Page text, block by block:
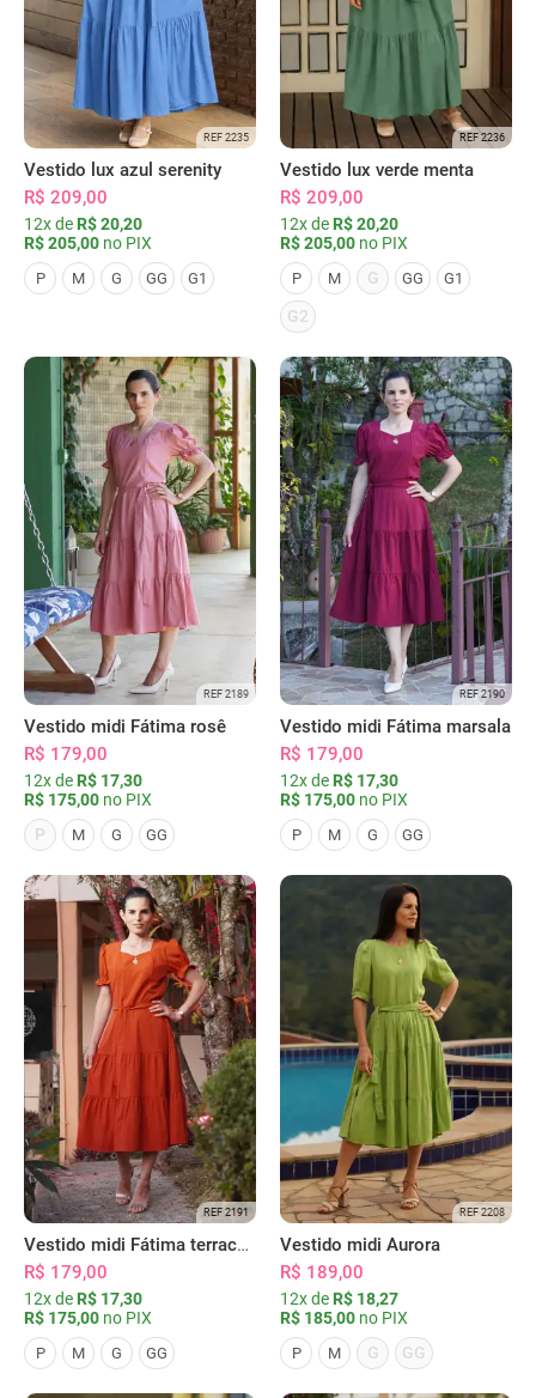
REF 2235
Vestido lux azul serenity
R$ 209,00
12x de R$ 20,20
R$ 205,00 no PIX
P M G GG G1
REF 2236
Vestido lux verde menta
R$ 209,00
12x de R$ 20,20
R$ 205,00 no PIX
P M G GG G1
G2
REF 2189
Vestido midi Fátima rosê
R$ 179,00
12x de R$ 17,30
R$ 175,00 no PIX
P
M G GG
REF 2190
Vestido midi Fátima marsala
R$ 179,00
12x de R$ 17,30
R$ 175,00 no PIX
P M G GG
REF 2191
Vestido midi Fátima terracota
R$ 179,00
12x de R$ 17,30
R$ 175,00 no PIX
P M G GG
REF 2208
Vestido midi Aurora
R$ 189,00
12x de R$ 18,27
R$ 185,00 no PIX
P M G GG